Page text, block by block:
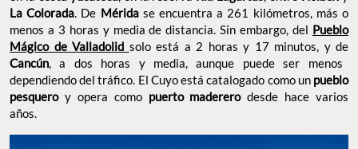
La Colorada. De Méridase encuentra a 261 kilómetros, más o
menos a 3 horas y media de distancia. Sin embargo, del Pueblo
Mágico de Valladolid solo está a 2 horas y 17 minutos, y de
Cancún, a dos horas y media, aunque puede ser menos
dependiendo del tráfico. El Cuyo está catalogado como unpueblo
pesqueroy opera comopuerto madererodesde hace varios
años.